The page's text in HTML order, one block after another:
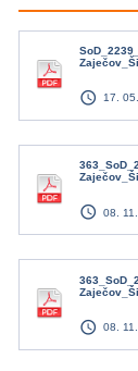
access_time 17.
access_time 08.
access_time 08.